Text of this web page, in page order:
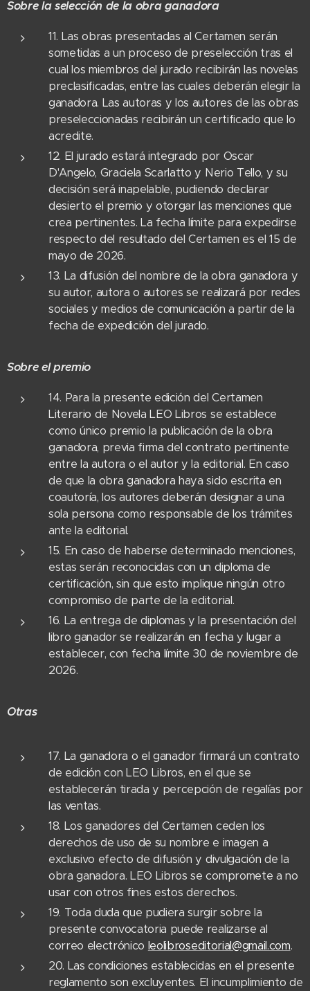
Sobre la selección de la obra ganadora
11. Las obras presentadas al Certamen serán
sometidas a un proceso de preselección tras el
cual los miembros del jurado recibirán las novelas
preclasificadas, entre las cuales deberán elegir la
ganadora. Las autoras y los autores de las obras
preseleccionadas recibirán un certificado que lo
acredite.
12. El jurado estará integrado por Oscar
D'Angelo, Graciela Scarlatto y Nerio Tello, y su
decisión será inapelable, pudiendo declarar
desierto el premio y otorgar las menciones que
crea pertinentes. La fecha límite para expedirse
respecto del resultado del Certamen es el 15 de
mayo de 2026.
13. La difusión del nombre de la obra ganadora y
su autor, autora o autores se realizará por redes
sociales y medios de comunicación a partir de la
fecha de expedición del jurado.
Sobre el premio
14. Para la presente edición del Certamen
Literario de Novela LEO Libros se establece
como único premio la publicación de la obra
ganadora, previa firma del contrato pertinente
entre la autora o el autor y la editorial. En caso
de que la obra ganadora haya sido escrita en
coautoría, los autores deberán designar a una
sola persona como responsable de los trámites
ante la editorial.
15. En caso de haberse determinado menciones,
estas serán reconocidas con un diploma de
certificación, sin que esto implique ningún otro
compromiso de parte de la editorial.
16. La entrega de diplomas y la presentación del
libro ganador se realizarán en fecha y lugar a
establecer, con fecha límite 30 de noviembre de
2026.
Otras
17. La ganadora o el ganador firmará un contrato
de edición con LEO Libros, en el que se
establecerán tirada y percepción de regalías por
las ventas.
18. Los ganadores del Certamen ceden los
derechos de uso de su nombre e imagen a
exclusivo efecto de difusión y divulgación de la
obra ganadora. LEO Libros se compromete a no
usar con otros fines estos derechos.
19. Toda duda que pudiera surgir sobre la
presente convocatoria puede realizarse al
correo electrónico leolibroseditorial@gmail.com.
20. Las condiciones establecidas en el presente
reglamento son excluyentes. El incumplimiento de